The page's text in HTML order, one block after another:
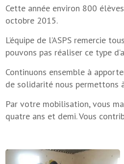
Cette année environ 800
octobre 2015.
L’équipe de l’ASPS remercie
pouvons pas réaliser ce type
Continuons ensemble à
de solidarité nous permettons
Par votre mobilisation, vous
quatre ans et demi. Vous